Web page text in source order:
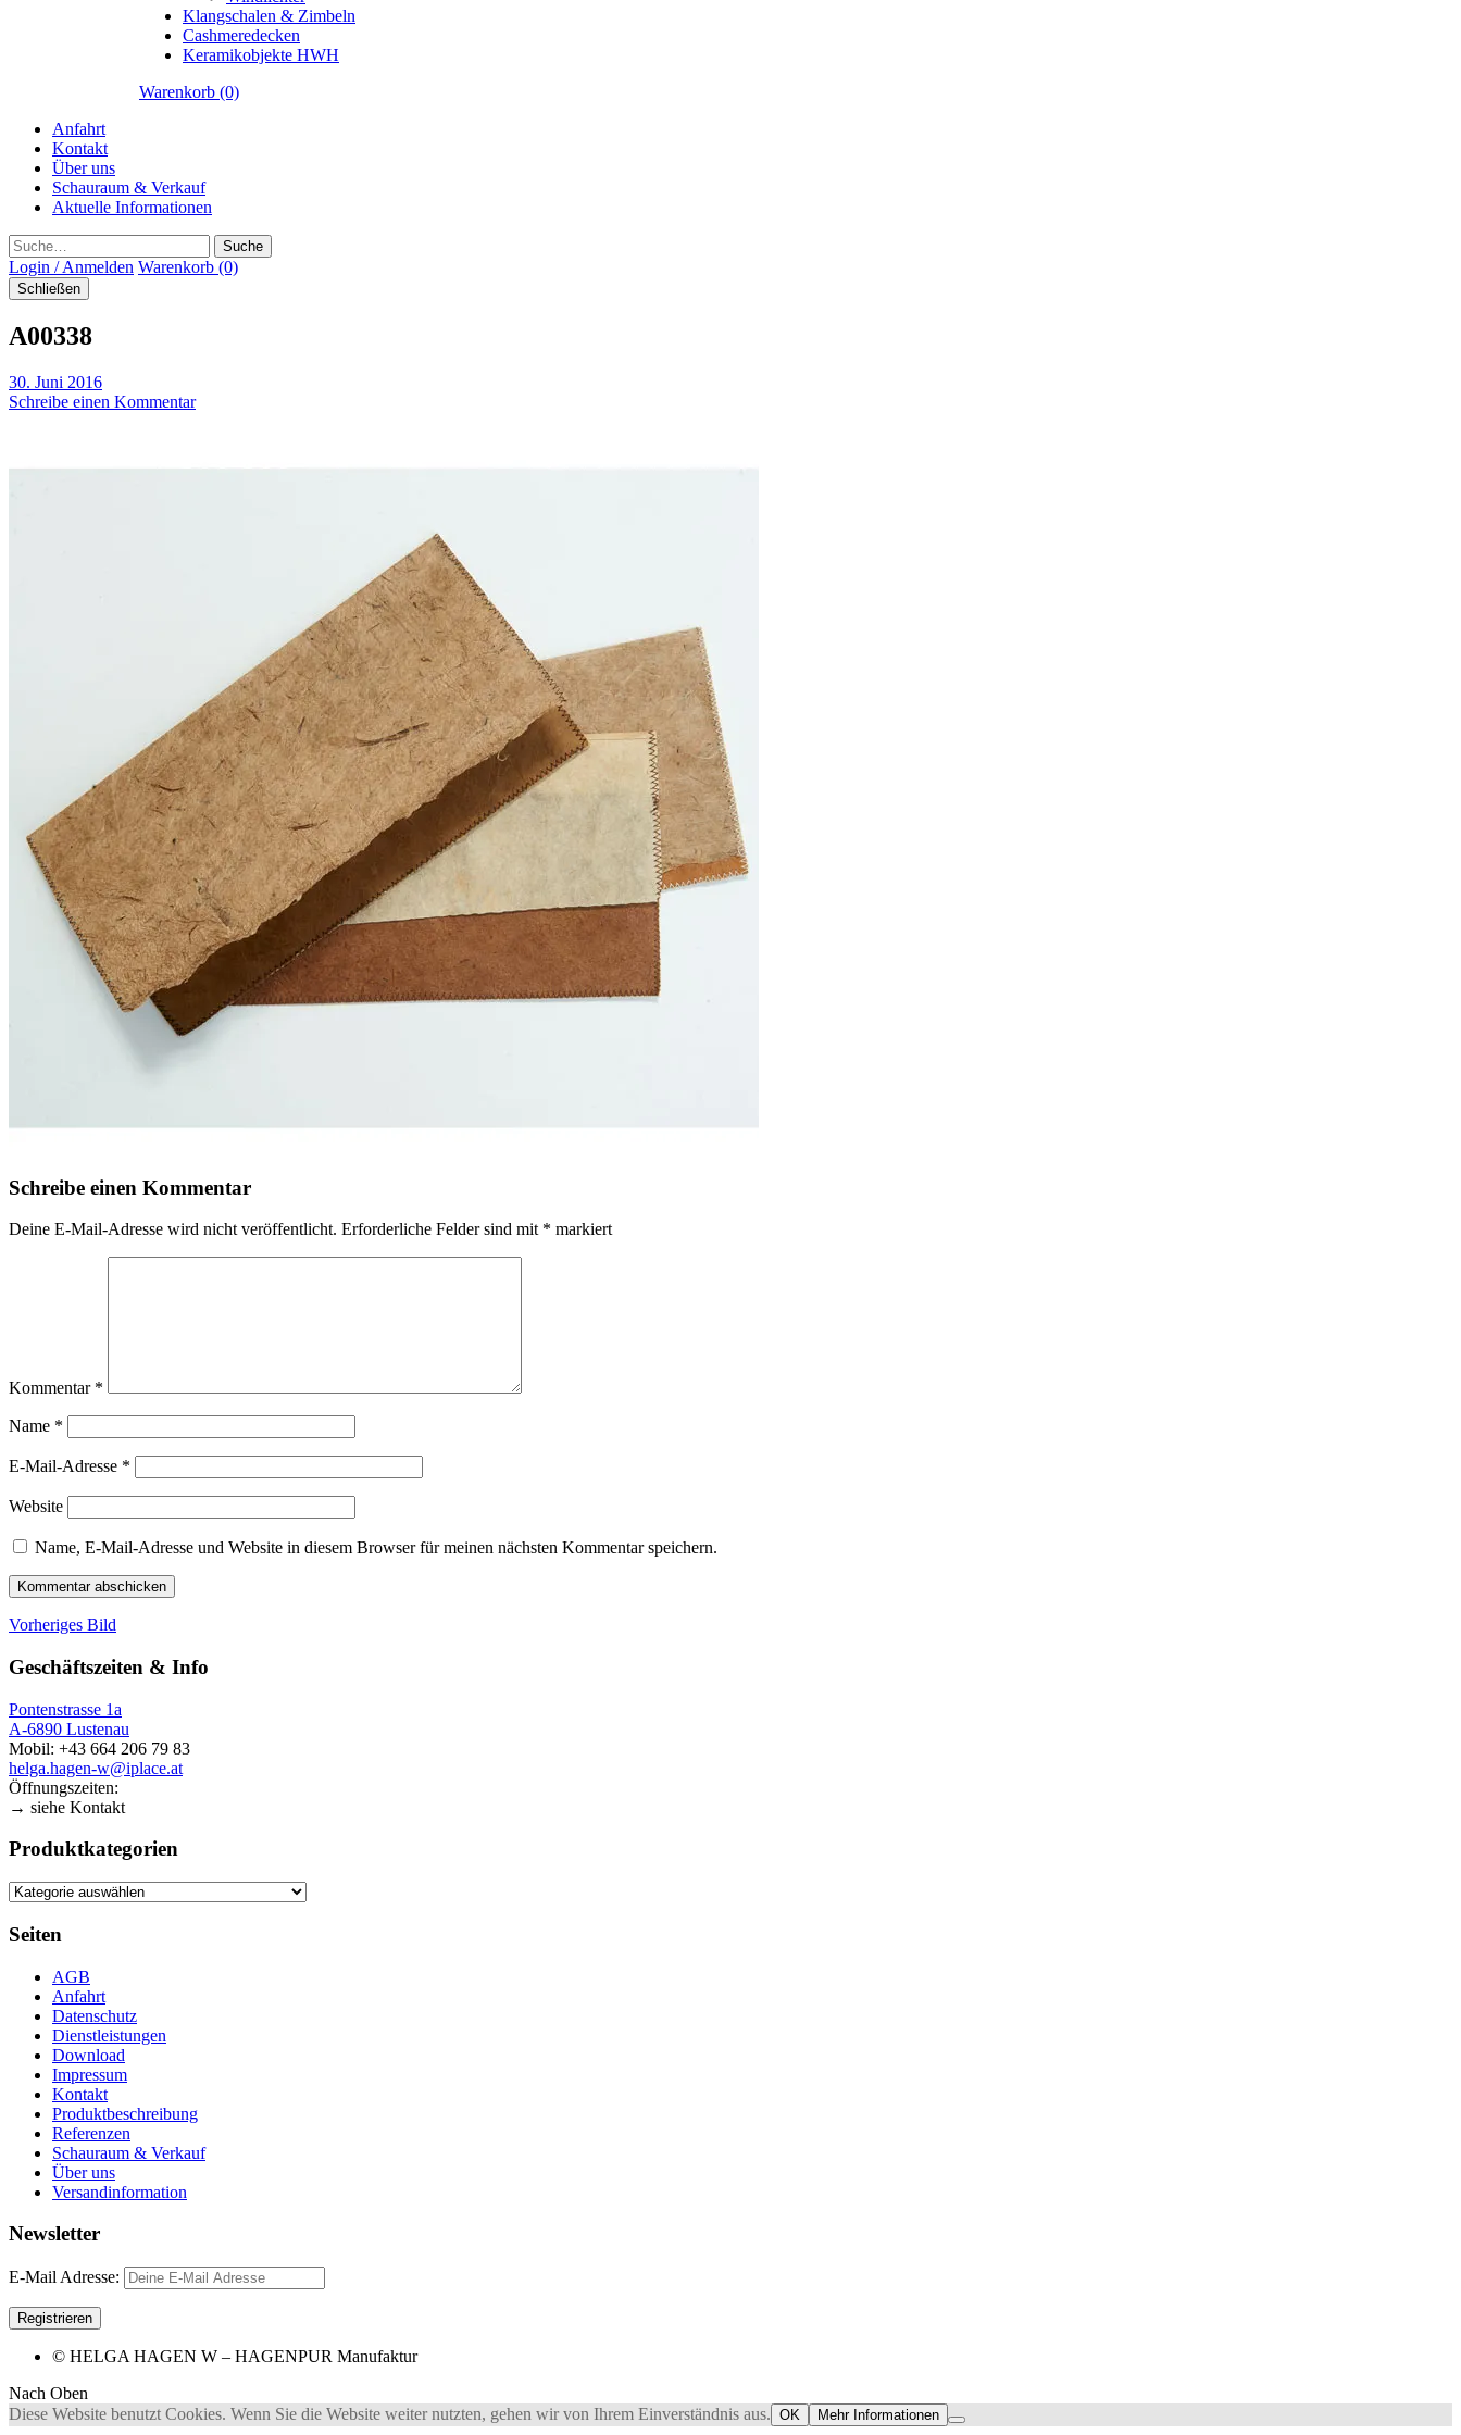
Klangschalen & Zimbeln
Cashmeredecken
Keramikobjekte HWH
Warenkorb (0)
Anfahrt
Kontakt
Über uns
Schauraum & Verkauf
Aktuelle Informationen
Suche
Login / Anmelden Warenkorb (0)
Schließen
A00338
30. Juni 2016
Schreibe einen Kommentar
Schreibe einen Kommentar
Deine E-Mail-Adresse wird nicht veröffentlicht. Erforderliche Felder sind mit * markiert
Kommentar *
Name *
E-Mail-Adresse *
Website
Name, E-Mail-Adresse und Website in diesem Browser für meinen nächsten Kommentar speichern.
Vorheriges Bild
Geschäftszeiten & Info
Pontenstrasse 1a
A-6890 Lustenau
Mobil: +43 664 206 79 83
helga.hagen-w@iplace.at
Öffnungszeiten:
→ siehe Kontakt
Produktkategorien
Seiten
AGB
Anfahrt
Datenschutz
Dienstleistungen
Download
Impressum
Kontakt
Produktbeschreibung
Referenzen
Schauraum & Verkauf
Über uns
Versandinformation
Newsletter
E-Mail Adresse:
© HELGA HAGEN W – HAGENPUR Manufaktur
Nach Oben
Diese Website benutzt Cookies. Wenn Sie die Website weiter nutzten, gehen wir von Ihrem Einverständnis aus. OK Mehr Informationen